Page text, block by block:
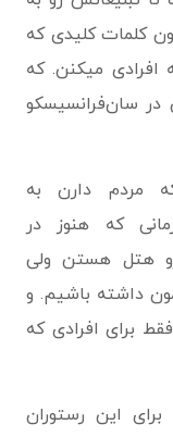
کلمات کلیدی که
افرادی میکنن. که
سان‌فرانسیسکو
مردم دارن به
که هنوز در
هتل هستن ولی
داشته باشیم. و
برای افرادی که
این رستوران